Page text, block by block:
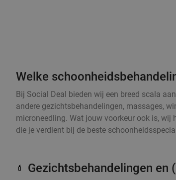
Welke
Bij Social Deal bieden wij een breed scala
andere gezichtsbehandelingen, massages,
microneedling. Wat jouw voorkeur ook is, wij
die je verdient bij de beste
💄 Gezichtsbehandelingen en